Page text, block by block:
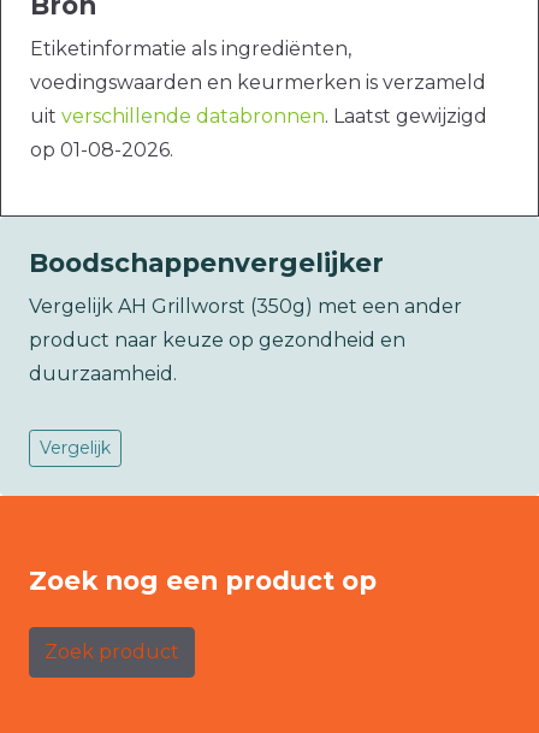
Etiketinformatie als ingrediënten,
voedingswaarden en keurmerken is verzameld
uit verschillende databronnen. Laatst gewijzigd
op 01-08-2026.
Boodschappenvergelijker
Vergelijk AH Grillworst (350g) met een ander
product naar keuze op gezondheid en
duurzaamheid.
Vergelijk
Zoek nog een product op
Zoek product